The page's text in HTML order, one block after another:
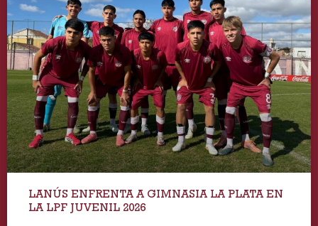
LANÚS ENFRENTA A GIMNASIA LA PLATA EN
LA LPF JUVENIL 2026